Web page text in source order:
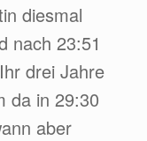
diesmal
nach 23:51
drei Jahre
da in 29:30
aber